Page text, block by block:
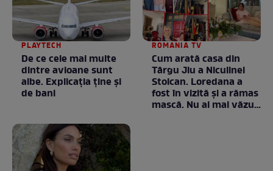
PLAYTECH
De ce cele mai multe
dintre avioane sunt
albe. Explicația ține și
de bani
ROMANIA TV
Cum arată casa din
Târgu Jiu a Niculinei
Stoican. Loredana a
fost în vizită și a rămas
mască. Nu ai mai văzut